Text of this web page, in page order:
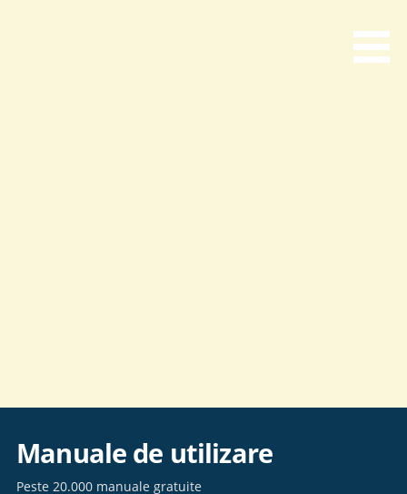
content
Manuale de utilizare
Peste 20.000 manuale gratuite